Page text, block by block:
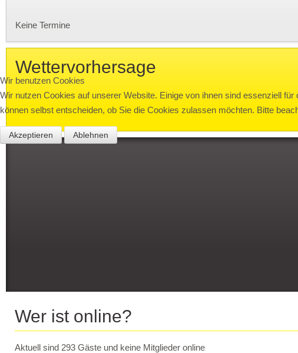
Keine Termine
Wettervorhersage
Wer ist online?
Aktuell sind 293 Gäste und keine Mitglieder online
Wir benutzen Cookies
Wir nutzen Cookies auf unserer Website. Einige von ihnen sind essenziell
können selbst entscheiden, ob Sie die Cookies zulassen möchten. Bitte
Akzeptieren Ablehnen